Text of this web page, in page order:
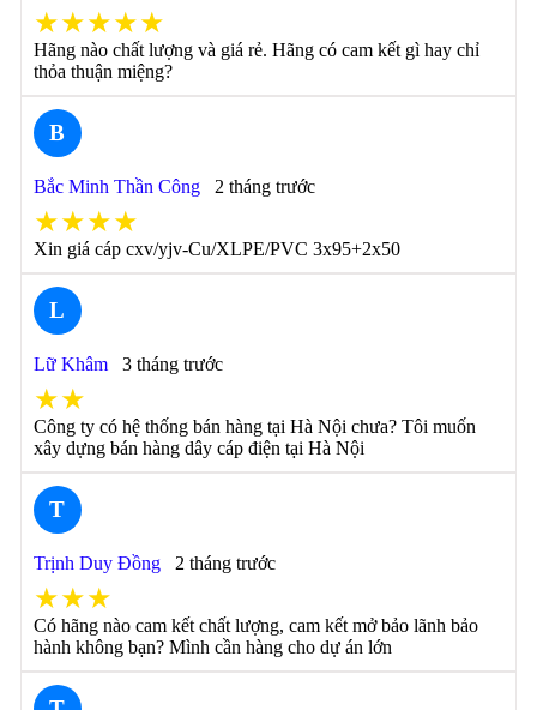
★★★★★
Hãng nào chất lượng và giá rẻ. Hãng có cam kết gì hay chỉ
thỏa thuận miệng?
B
Bắc Minh Thần Công 2 tháng trước
★★★★
Xin giá cáp cxv/yjv-Cu/XLPE/PVC 3x95+2x50
L
Lữ Khâm 3 tháng trước
★★
Công ty có hệ thống bán hàng tại Hà Nội chưa? Tôi muốn
xây dựng bán hàng dây cáp điện tại Hà Nội
T
Trịnh Duy Đồng 2 tháng trước
★★★
Có hãng nào cam kết chất lượng, cam kết mở bảo lãnh bảo
hành không bạn? Mình cần hàng cho dự án lớn